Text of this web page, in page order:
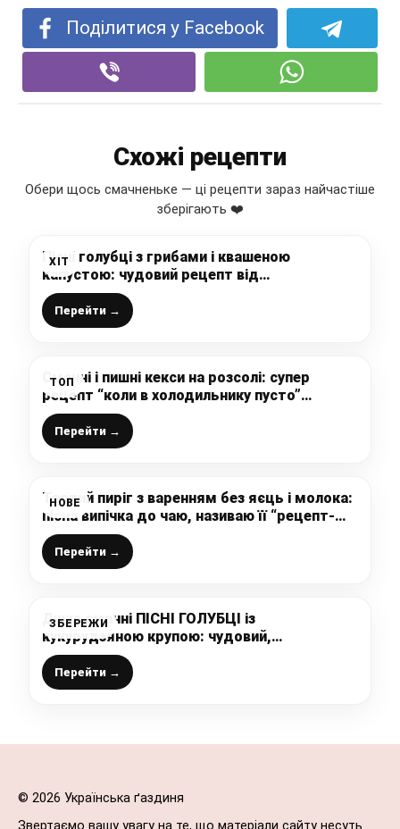
Поділитися у Facebook
Схожі рецепти
Обери щось смачненьке — ці рецепти зараз найчастіше
зберігають ❤️
ХІТ
Пісні голубці з грибами і квашеною
капустою: чудовий рецепт від
закарпатської господині
Перейти →
ТОП
Смачні і пишні кекси на розсолі: супер
рецепт “коли в холодильнику пусто”
(можна в піст)
Перейти →
НОВЕ
Тертий пиріг з варенням без яєць і молока:
пісна випічка до чаю, називаю її “рецепт-
виручайка” і печу не лише в піст
Перейти →
ЗБЕРЕЖИ
Дуже смачні ПІСНІ ГОЛУБЦІ із
кукурудзяною крупою: чудовий,
перевірений рецепт від української
господині
Перейти →
© 2026 Українська ґаздиня
Звертаємо вашу увагу на те, що матеріали сайту несуть